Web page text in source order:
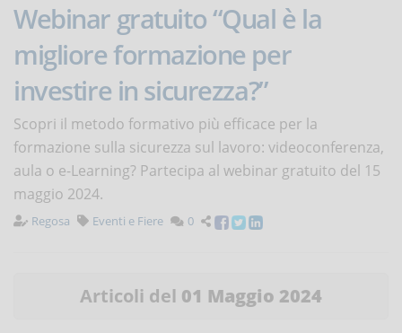
Webinar gratuito “Qual è la
migliore formazione per
investire in sicurezza?”
Scopri il metodo formativo più efficace per la
formazione sulla sicurezza sul lavoro: videoconferenza,
aula o e-Learning? Partecipa al webinar gratuito del 15
maggio 2024.
Regosa Eventi e Fiere 0
Articoli del 01 Maggio 2024